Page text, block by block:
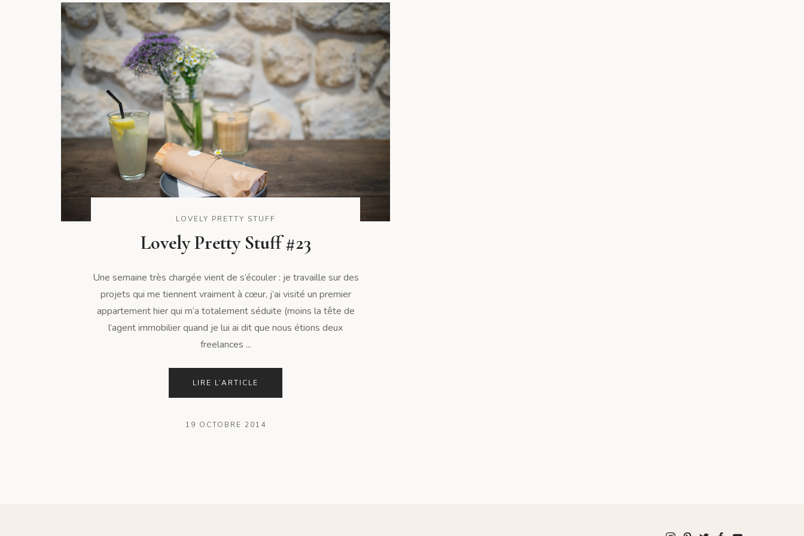
LOVELY PRETTY STUFF
Lovely Pretty Stuff #23
Une semaine très chargée vient de s’écouler : je travaille sur des
projets qui me tiennent vraiment à cœur, j’ai visité un premier
appartement hier qui m’a totalement séduite (moins la tête de
l’agent immobilier quand je lui ai dit que nous étions deux
freelances ...
LIRE L’ARTICLE
19 OCTOBRE 2014